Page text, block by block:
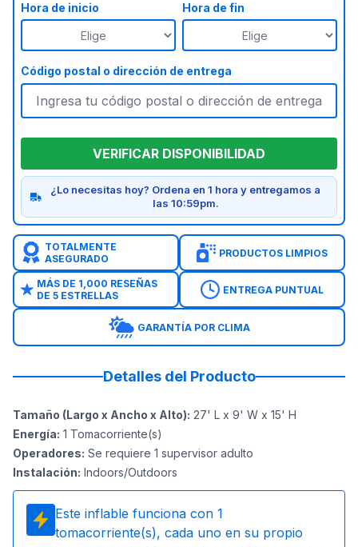
Hora de inicio Hora de fin
Código postal o dirección de entrega
VERIFICAR DISPONIBILIDAD
¿Lo necesitas hoy? Ordena en 1 hora y entregamos a
las 10:59pm.
TOTALMENTE
ASEGURADO
PRODUCTOS LIMPIOS
MÁS DE 1,000 RESEÑAS
DE 5 ESTRELLAS
ENTREGA PUNTUAL
GARANTÍA POR CLIMA
Detalles del Producto
Tamaño (Largo x Ancho x Alto): 27' L x 9' W x 15' H
Energía: 1 Tomacorriente(s)
Operadores: Se requiere 1 supervisor adulto
Instalación: Indoors/Outdoors
Este inflable funciona con 1
tomacorriente(s), cada uno en su propio